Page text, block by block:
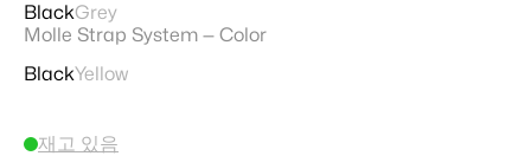
BlackGrey
Molle Strap System — Color
BlackYellow
재고 있음